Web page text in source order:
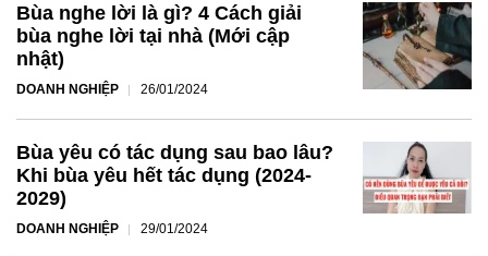
Bùa nghe lời là gì? 4 Cách giải
bùa nghe lời tại nhà (Mới cập
nhật)
DOANH NGHIỆP 26/01/2024
Bùa yêu có tác dụng sau bao lâu?
Khi bùa yêu hết tác dụng (2024-
2029)
DOANH NGHIỆP 29/01/2024